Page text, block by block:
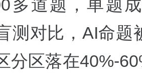
多道题，单题
测对比，AI命题
分区落在40%-